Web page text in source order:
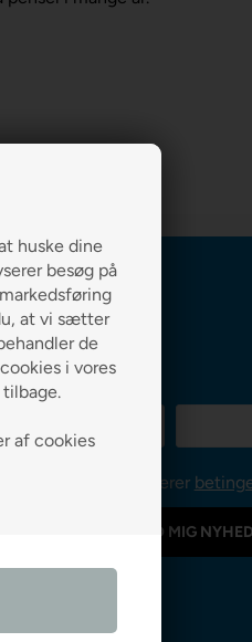
huske dine
besøg på
at vi sætter
de
i vores
af cookies
Jeg accepterer